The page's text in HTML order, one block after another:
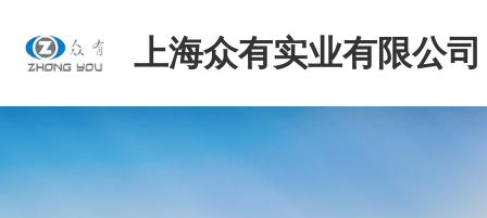
上海众有实业有限公司